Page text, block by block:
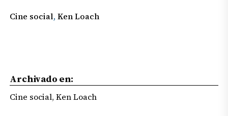
Cine social, Ken Loach
Archivado en:
Cine social,Ken Loach